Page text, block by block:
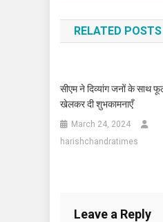
navigation
RELATED POSTS
सीएम ने दिव्यांग जनों के साथ
खेलकर दी शुभकामनाएँ
March 24, 2024
harishchandratimes
Leave a Reply